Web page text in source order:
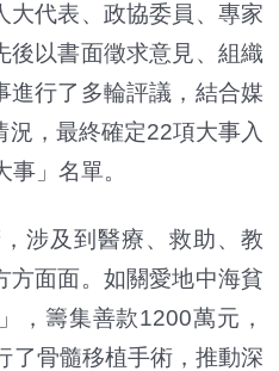
大代表、政協委員、專家
後以書面徵求意見、組織
進行了多輪評議，結合媒
，最終確定22項大事入
」名單。
涉及到醫療、救助、教
方面面。如關愛地中海貧
，籌集善款1200萬元，
了骨髓移植手術，推動深